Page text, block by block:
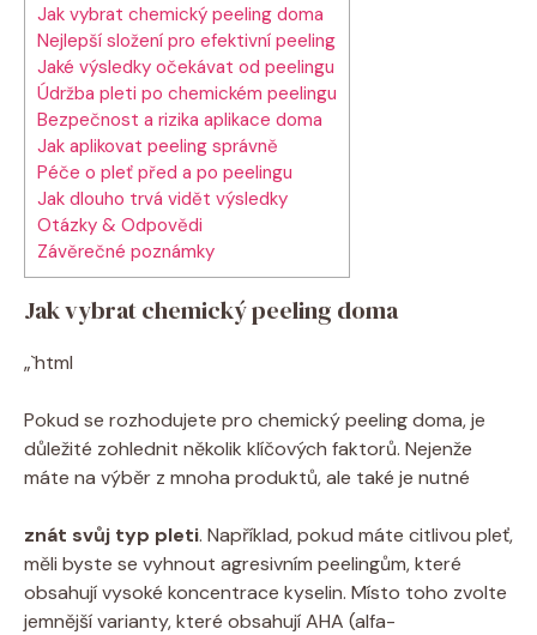
Jak vybrat chemický peeling doma
Nejlepší složení pro efektivní peeling
Jaké výsledky ⁣očekávat od​ peelingu
Údržba pleti ⁤po⁢ chemickém peelingu
Bezpečnost‌ a rizika aplikace doma
Jak aplikovat peeling⁤ správně
Péče o pleť před a po peelingu
Jak‍ dlouho ‍trvá vidět⁤ výsledky
Otázky & Odpovědi
Závěrečné⁤ poznámky
Jak vybrat chemický peeling doma
„`html
Pokud se rozhodujete pro chemický peeling doma, je
důležité zohlednit‍ několik klíčových faktorů. Nejenže‌
máte ⁢na výběr z mnoha produktů, ale také je nutné
znát‌ svůj typ pleti. Například, pokud máte‌ citlivou pleť,
⁢měli byste⁤ se‍ vyhnout agresivním peelingům, které
obsahují ⁤vysoké koncentrace⁣ kyselin. ‍Místo toho zvolte
jemnější varianty, které obsahují AHA (alfa-